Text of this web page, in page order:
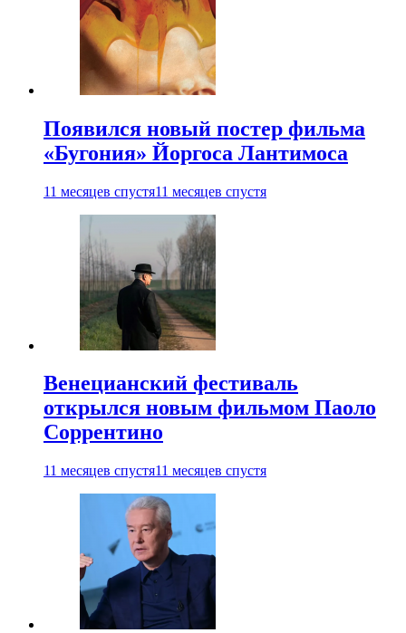
Появился новый постер фильма
«Бугония» Йоргоса Лантимоса
11 месяцев спустя11 месяцев спустя
Венецианский фестиваль
открылся новым фильмом Паоло
Соррентино
11 месяцев спустя11 месяцев спустя